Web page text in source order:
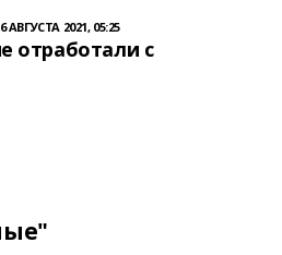
6 АВГУСТА 2021, 05:25
отработали с